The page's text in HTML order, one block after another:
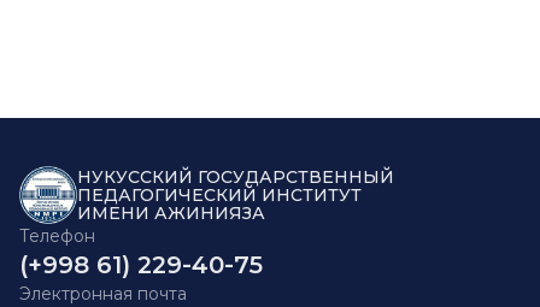
НУКУССКИЙ ГОСУДАРСТВЕННЫЙ
ПЕДАГОГИЧЕСКИЙ ИНСТИТУТ
ИМЕНИ АЖИНИЯЗА
Телефон
(+998 61) 229-40-75
Электронная почта